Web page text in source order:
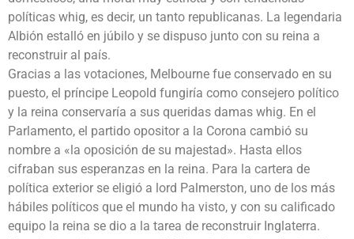
políticas whig, es decir, un tanto republicanas. La legendaria
Albión estalló en júbilo y se dispuso junto con su reina a
reconstruir al país.
Gracias a las votaciones, Melbourne fue conservado en su
puesto, el príncipe Leopold fungiría como consejero político
y la reina conservaría a sus queridas damas whig. En el
Parlamento, el partido opositor a la Corona cambió su
nombre a «la oposición de su majestad». Hasta ellos
cifraban sus esperanzas en la reina. Para la cartera de
política exterior se eligió a lord Palmerston, uno de los más
hábiles políticos que el mundo ha visto, y con su calificado
equipo la reina se dio a la tarea de reconstruir Inglaterra.